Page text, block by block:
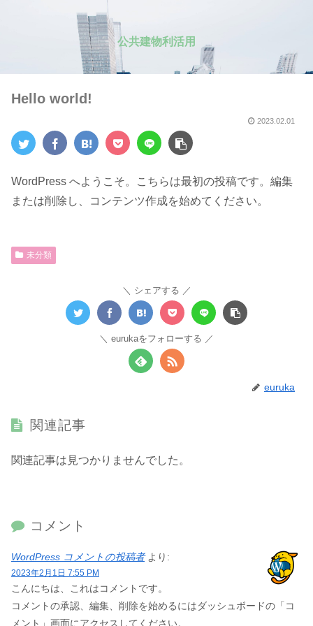
公共建物利活用
Hello world!
2023.02.01
WordPress へようこそ。こちらは最初の投稿です。編集
または削除し、コンテンツ作成を始めてください。
未分類
シェアする
eurukaをフォローする
euruka
関連記事
関連記事は見つかりませんでした。
コメント
WordPress コメントの投稿者 より:
2023年2月1日 7:55 PM
こんにちは、これはコメントです。
コメントの承認、編集、削除を始めるにはダッシュボードの「コ
メント」画面にアクセスしてください。